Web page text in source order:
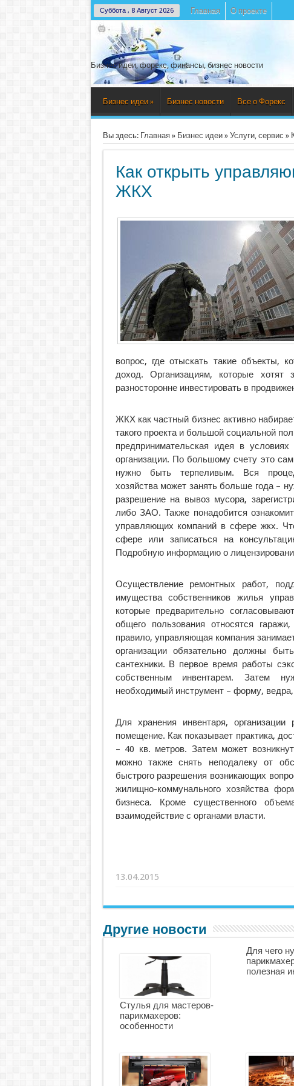
Суббота , 8 Август 2026 Главная О проекте
Бизнес идеи, форекс, финансы, бизнес новости
Бизнес идеи » Бизнес новости Все о Форекс
Вы здесь: Главная» Бизнес идеи» Услуги, сервис »
Как открыть
ЖКХ
вопрос, где отыскать такие объекты,
доход. Организациям, которые хотят
разносторонне инвестировать в
ЖКХ как частный бизнес активно
такого проекта и большой социальной
предпринимательская идея в
организации. По большому счету это
нужно быть терпеливым. Вся
хозяйства может занять больше года –
разрешение на вывоз мусора,
либо ЗАО. Также понадобится
управляющих компаний в сфере жкх.
сфере или записаться на
Подробную информацию о
Осуществление ремонтных работ,
имущества собственников жилья
которые предварительно
общего пользования относятся
правило, управляющая компания
организации обязательно должны
сантехники. В первое время работы
собственным инвентарем. Затем
необходимый инструмент – форму,
Для хранения инвентаря,
помещение. Как показывает практика,
– 40 кв. метров. Затем может
можно также снять неподалеку от
быстрого разрешения возникающих
жилищно-коммунального хозяйства
бизнеса. Кроме существенного
взаимодействие с органами власти.
13.04.2015
Другие новости
Стулья для мастеров-
парикмахеров:
особенности
Для чего
полезная